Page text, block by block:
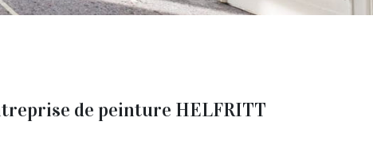
de peinture HELFRITT